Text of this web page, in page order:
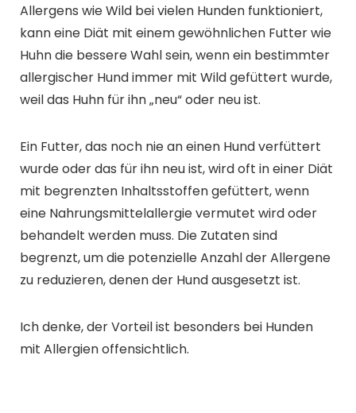
Allergens wie Wild bei vielen Hunden funktioniert,
kann eine Diät mit einem gewöhnlichen Futter wie
Huhn die bessere Wahl sein, wenn ein bestimmter
allergischer Hund immer mit Wild gefüttert wurde,
weil das Huhn für ihn „neu“ oder neu ist.
Ein Futter, das noch nie an einen Hund verfüttert
wurde oder das für ihn neu ist, wird oft in einer Diät
mit begrenzten Inhaltsstoffen gefüttert, wenn
eine Nahrungsmittelallergie vermutet wird oder
behandelt werden muss. Die Zutaten sind
begrenzt, um die potenzielle Anzahl der Allergene
zu reduzieren, denen der Hund ausgesetzt ist.
Ich denke, der Vorteil ist besonders bei Hunden
mit Allergien offensichtlich.